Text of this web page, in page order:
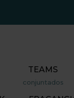
TEAMS
conjuntados